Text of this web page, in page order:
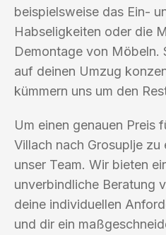
beispielsweise das Ein-
Habseligkeiten oder die
Demontage von Möbeln.
auf deinen Umzug
kümmern uns um den
Um einen genauen Preis
Villach nach Grosuplje
unser Team. Wir bieten
unverbindliche Beratung
deine individuellen
und dir ein